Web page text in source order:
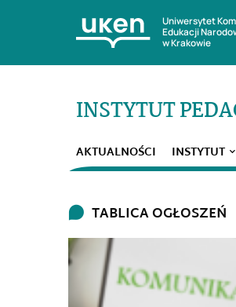
Uniwersytet
Edukacji
w Krakowie
INSTYTUT
AKTUALNOŚCI INSTYTUT
TABLICA OGŁOSZEŃ